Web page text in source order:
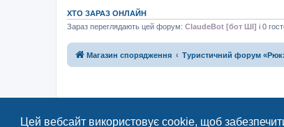
Цей вебсайт використовує cookie, щоб
ХТО ЗАРАЗ ОНЛАЙН
Зараз переглядають цей форум: ClaudeBot [бот ШІ] і 0
Магазин спорядження Туристичний форум